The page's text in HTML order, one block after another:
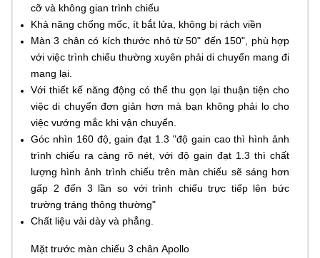
cỡ và không gian trình chiếu
Khả năng chống mốc, ít bắt lửa, không bị rách viền
Màn 3 chân có kích thước nhỏ từ 50" đến 150", phù hợp
với việc trình chiếu thường xuyên phải di chuyển mang đi
mang lại.
Với thiết kế năng động có thể thu gọn lại thuận tiện cho
việc di chuyển đơn giản hơn mà bạn không phải lo cho
việc vướng mắc khi vận chuyển.
Góc nhìn 160 độ, gain đạt 1.3 "độ gain cao thì hình ảnh
trình chiếu ra càng rõ nét, với độ gain đạt 1.3 thì chất
lượng hình ảnh trình chiếu trên màn chiếu sẽ sáng hơn
gấp 2 đến 3 lần so với trình chiếu trực tiếp lên bức
trường tráng thông thường"
Chất liệu vải dày và phẳng.
​Mặt trước màn chiếu 3 chân Apollo